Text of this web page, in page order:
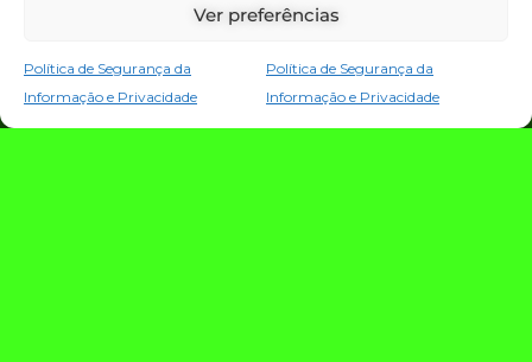
Ver preferências
Política de Segurança da
Informação e Privacidade
Política de Segurança da
Informação e Privacidade